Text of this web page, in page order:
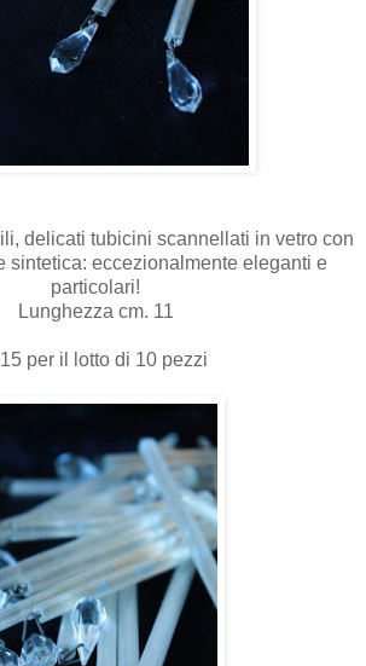
delicati tubicini scannellati in vetro con
sintetica: eccezionalmente eleganti e
particolari!
Lunghezza cm. 11
per il lotto di 10 pezzi